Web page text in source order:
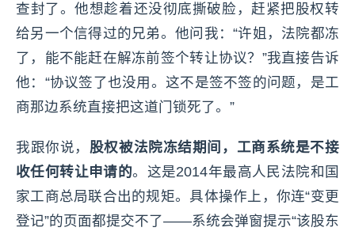
查封了。他想趁着还没彻底撕破脸，赶紧把股权转
给另一个信得过的兄弟。他问我：“许姐，法院都冻
了，能不能赶在解冻前签个转让协议？”我直接告诉
他：“协议签了也没用。这不是签不签的问题，是工
商那边系统直接把这道门锁死了。”
我跟你说， 股权被法院冻结期间，工商系统是不接
收任何转让申请的。这是2014年最高人民法院和国
家工商总局联合出的规矩。具体操作上，你连“变更
登记”的页面都提交不了——系统会弹窗提示“该股东